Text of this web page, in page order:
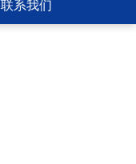
联系我们